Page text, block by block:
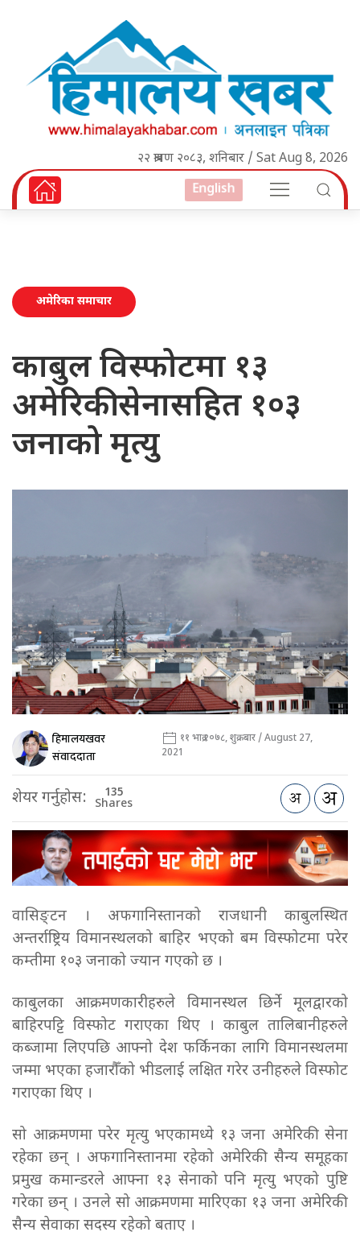
२२ श्रावण २०८३, शनिबार / Sat Aug 8, 2026
English
अमेरिका समाचार
काबुल विस्फोटमा १३
अमेरिकी सेनासहित १०३
जनाको मृत्यु
हिमालयखवर
संवाददाता
११ भाद्र २०७८, शुक्रबार / August 27,
2021
शेयर गर्नुहोस: 135
Shares
वासिङ्टन । अफगानिस्तानको राजधानी काबुलस्थित
अन्तर्राष्ट्रिय विमानस्थलको बाहिर भएको बम विस्फोटमा परेर
कम्तीमा १०३ जनाको ज्यान गएको छ ।
काबुलका आक्रमणकारीहरुले विमानस्थल छिर्ने मूलद्वारको
बाहिरपट्टि विस्फोट गराएका थिए । काबुल तालिबानीहरुले
कब्जामा लिएपछि आफ्नो देश फर्किनका लागि विमानस्थलमा
जम्मा भएका हजारौँको भीडलाई लक्षित गरेर उनीहरुले विस्फोट
गराएका थिए ।
सो आक्रमणमा परेर मृत्यु भएकामध्ये १३ जना अमेरिकी सेना
रहेका छन् । अफगानिस्तानमा रहेको अमेरिकी सैन्य समूहका
प्रमुख कमान्डरले आफ्ना १३ सेनाको पनि मृत्यु भएको पुष्टि
गरेका छन् । उनले सो आक्रमणमा मारिएका १३ जना अमेरिकी
सैन्य सेवाका सदस्य रहेको बताए ।